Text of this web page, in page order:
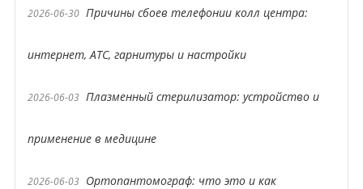
2026-06-30 Причины сбоев телефонии колл центра:
интернет, АТС, гарнитуры и настройки
2026-06-03 Плазменный стерилизатор: устройство и
применение в медицине
2026-06-03 Ортопантомограф: что это и как